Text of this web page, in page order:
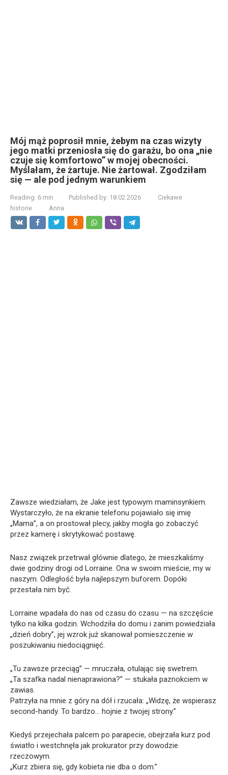
Mój mąż poprosił mnie, żebym na czas wizyty
jego matki przeniosła się do garażu, bo ona „nie
czuje się komfortowo” w mojej obecności.
Myślałam, że żartuje. Nie żartował. Zgodziłam
się — ale pod jednym warunkiem
Reading: 6 min Published by: 18.02.2026
Ciekawe
historie
Anna
Zawsze wiedziałam, że Jake jest typowym maminsynkiem.
Wystarczyło, że na ekranie telefonu pojawiało się imię
„Mama”, a on prostował plecy, jakby mogła go zobaczyć
przez kamerę i skrytykować postawę.
Nasz związek przetrwał głównie dlatego, że mieszkaliśmy
dwie godziny drogi od Lorraine. Ona w swoim mieście, my w
naszym. Odległość była najlepszym buforem. Dopóki
przestała nim być.
Lorraine wpadała do nas od czasu do czasu — na szczęście
tylko na kilka godzin. Wchodziła do domu i zanim powiedziała
„dzień dobry”, jej wzrok już skanował pomieszczenie w
poszukiwaniu niedociągnięć.
„Tu zawsze przeciąg” — mruczała, otulając się swetrem.
„Ta szafka nadal nienaprawiona?” — stukała paznokciem w
zawias.
Patrzyła na mnie z góry na dół i rzucała: „Widzę, że wspierasz
second-handy. To bardzo… hojnie z twojej strony.”
Kiedyś przejechała palcem po parapecie, obejrzała kurz pod
światło i westchnęła jak prokurator przy dowodzie
rzeczowym.
„Kurz zbiera się, gdy kobieta nie dba o dom.”